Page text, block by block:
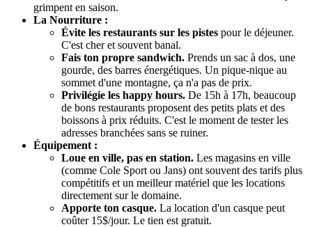
grimpent en saison.
La Nourriture :
Évite les restaurants sur les pistes pour le déjeuner.
C'est cher et souvent banal.
Fais ton propre sandwich. Prends un sac à dos, une
gourde, des barres énergétiques. Un pique-nique au
sommet d'une montagne, ça n'a pas de prix.
Privilégie les happy hours. De 15h à 17h, beaucoup
de bons restaurants proposent des petits plats et des
boissons à prix réduits. C'est le moment de tester les
adresses branchées sans se ruiner.
Équipement :
Loue en ville, pas en station. Les magasins en ville
(comme Cole Sport ou Jans) ont souvent des tarifs plus
compétitifs et un meilleur matériel que les locations
directement sur le domaine.
Apporte ton casque. La location d'un casque peut
coûter 15$/jour. Le tien est gratuit.